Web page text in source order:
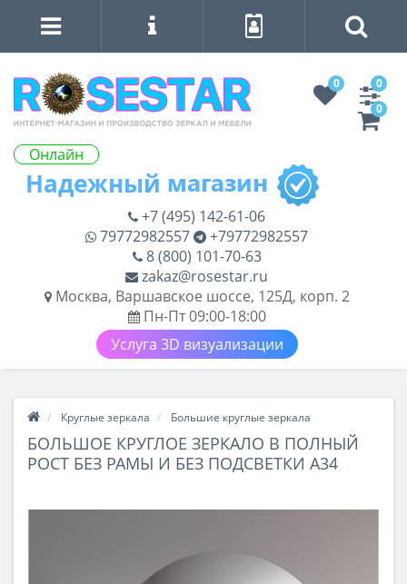
Онлайн
0
0
0
+7 (495) 142-61-06
79772982557
+79772982557
8 (800) 101-70-63
zakaz@rosestar.ru
Москва, Варшавское шоссе, 125Д, корп. 2
Пн-Пт 09:00-18:00
Услуга 3D визуализации
Круглые зеркала Большие круглые зеркала
БОЛЬШОЕ КРУГЛОЕ ЗЕРКАЛО В ПОЛНЫЙ
РОСТ БЕЗ РАМЫ И БЕЗ ПОДСВЕТКИ А34